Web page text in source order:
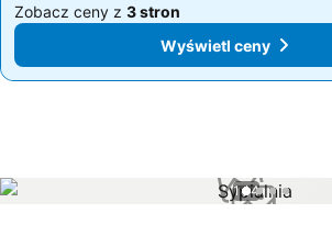
Zobacz ceny z 3 stron
Wyświetl ceny
Zobacz ceny z 3 stron
Wyświetl ceny
1 / 4